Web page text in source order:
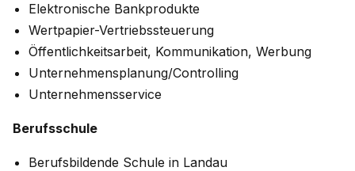
Elektronische Bankprodukte
Wertpapier-Vertriebssteuerung
Öffentlichkeitsarbeit, Kommunikation, Werbung
Unternehmensplanung/Controlling
Unternehmensservice
Berufsschule
Berufsbildende Schule in Landau